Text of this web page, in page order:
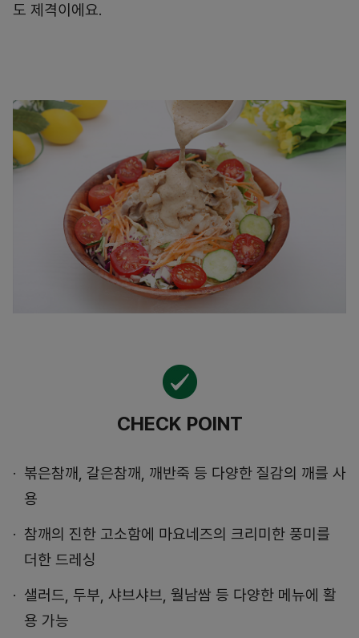
도 제격이에요.
CHECK POINT
볶은참깨, 갈은참깨, 깨반죽 등 다양한 질감의 깨를 사
용
참깨의 진한 고소함에 마요네즈의 크리미한 풍미를
더한 드레싱
샐러드, 두부, 샤브샤브, 월남쌈 등 다양한 메뉴에 활
용 가능